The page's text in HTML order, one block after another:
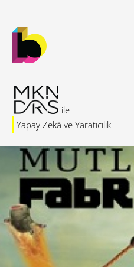
Yapay Zekâ ve Yaratıcılık